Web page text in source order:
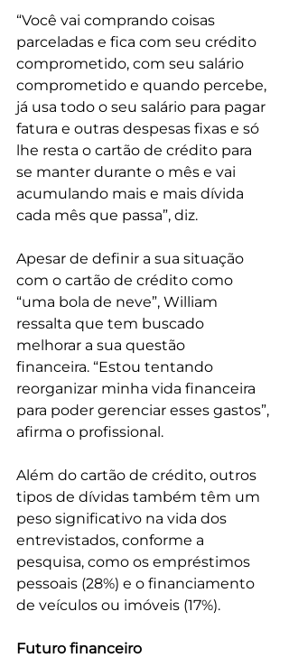
“Você vai comprando coisas
parceladas e fica com seu crédito
comprometido, com seu salário
comprometido e quando percebe,
já usa todo o seu salário para pagar
fatura e outras despesas fixas e só
lhe resta o cartão de crédito para
se manter durante o mês e vai
acumulando mais e mais dívida
cada mês que passa”, diz.
Apesar de definir a sua situação
com o cartão de crédito como
“uma bola de neve”, William
ressalta que tem buscado
melhorar a sua questão
financeira. “Estou tentando
reorganizar minha vida financeira
para poder gerenciar esses gastos”,
afirma o profissional.
Além do cartão de crédito, outros
tipos de dívidas também têm um
peso significativo na vida dos
entrevistados, conforme a
pesquisa, como os empréstimos
pessoais (28%) e o financiamento
de veículos ou imóveis (17%).
Futuro financeiro